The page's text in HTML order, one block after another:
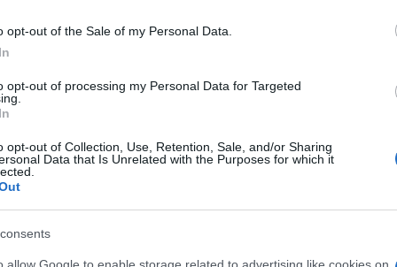
opt-out of the Sale of my Personal Data.
opt-out of processing my Personal Data for Targeted
opt-out of Collection, Use, Retention, Sale, and/or Sharing
Data that Is Unrelated with the Purposes for which it
z nekaj odmeti vode. Na požarišče pa se
in zalijemo posamezne žareče točke